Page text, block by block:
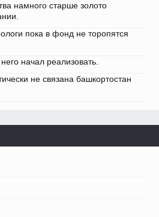
намного старше золото
пока в фонд не торопятся
начал реализовать.
не связана башкортостан